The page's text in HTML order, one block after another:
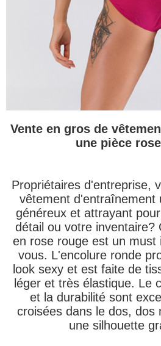
Vente en gros de
une pièce
Propriétaires d'entreprise,
vêtement d'entraînement
généreux et attrayant
détail ou votre inventaire?
en rose rouge est un must
vous. L'encolure ronde
look sexy et est faite de
léger et très élastique. Le
et la durabilité sont
croisées dans le dos, dos
une silhouette